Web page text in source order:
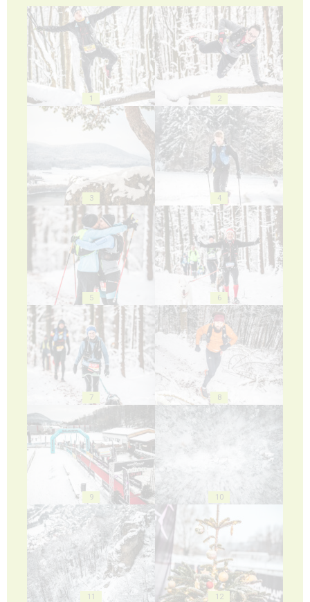
1 2
3 4
5 6
7 8
9 10
11 12